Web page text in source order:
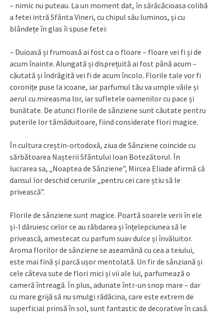
– nimic nu puteau. La un moment dat, în sărăcăcioasa colibă
a fetei intră Sfânta Vineri, cu chipul său luminos, și cu
blândețe în glas îi spuse fetei:
– Duioasă și frumoasă ai fost ca o floare – floare vei fi și de
acum înainte. Alungată și disprețuită ai fost până acum –
căutată și îndrăgită vei fi de acum încolo. Florile tale vor fi
coronițe puse la icoane, iar parfumul tău va umple văile și
aerul cu mireasma lor, iar sufletele oamenilor cu pace și
bunătate. De atunci florile de sânziene sunt căutate pentru
puterile lor tămăduitoare, fiind considerate flori magice.
În cultura creștin-ortodoxă, ziua de Sânziene coincide cu
sărbătoarea Nașterii Sfântului Ioan Botezătorul. În
lucrarea sa, „Noaptea de Sânziene”, Mircea Eliade afirmă că
dansul lor deschid cerurile „pentru cei care știu să le
privească”.
Florile de sânziene sunt magice. Poartă soarele verii în ele
și-l dăruiesc celor ce au răbdarea și înțelepciunea să le
privească, amestecat cu parfum suav dulce și învăluitor.
Aroma florilor de sânziene se aseamănă cu cea a teiului,
este mai fină și parcă ușor mentolată. Un fir de sânziană și
cele câteva sute de flori mici și vii ale lui, parfumează o
cameră întreagă. În plus, adunate într-un snop mare – dar
cu mare grijă să nu smulgi rădăcina, care este extrem de
superficial prinsă în sol, sunt fantastic de decorative în casă.